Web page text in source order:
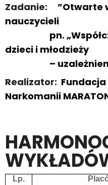
Zadanie: ”Otwarte
nauczycieli
pn.
dzieci i młodzieży
–
Realizator:
Narkomanii
Lp.